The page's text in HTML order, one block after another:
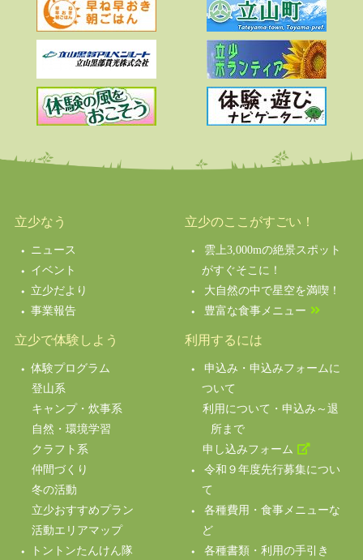
立少なう
ニュース
イベント
立少だより
事業報告
立少のここがすごい！
雲上3,000mの絶景スポット
がすぐそこに！
大自然の中で星空を満喫！
豊富な食事メニュー
立少で体験しよう
体験プログラム
登山系
キャンプ・炊事系
自然・環境学習
クラフト系
仲間づくり
冬の活動
立少おすすめプラン
活動エリアマップ
トントンたんけん隊
利用するには
申込み・申込みフォームに
ついて
利用について・申込み～退
所まで
申し込みフォーム
令和９年度先行募集につい
て
各種費用・食事メニューな
ど
各種書類・利用の手引き